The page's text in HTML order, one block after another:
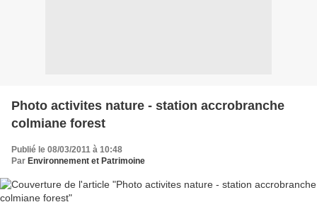
Photo activites nature - station accrobranche
colmiane forest
Publié le 08/03/2011 à 10:48
Par Environnement et Patrimoine